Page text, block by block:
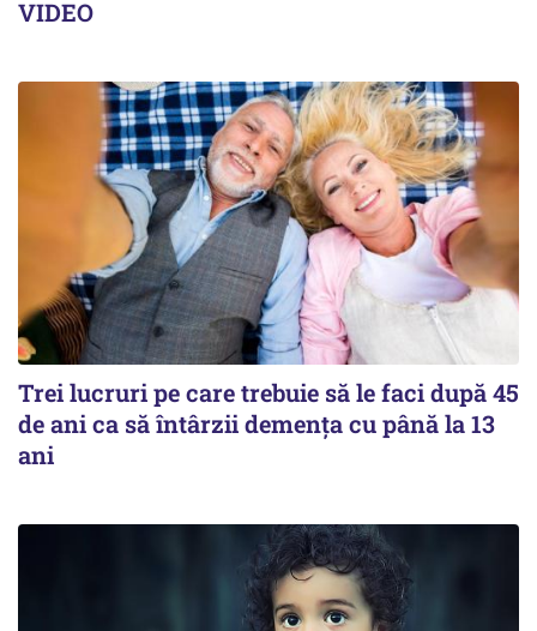
VIDEO
Trei lucruri pe care trebuie să le faci după 45
de ani ca să întârzii demența cu până la 13
ani